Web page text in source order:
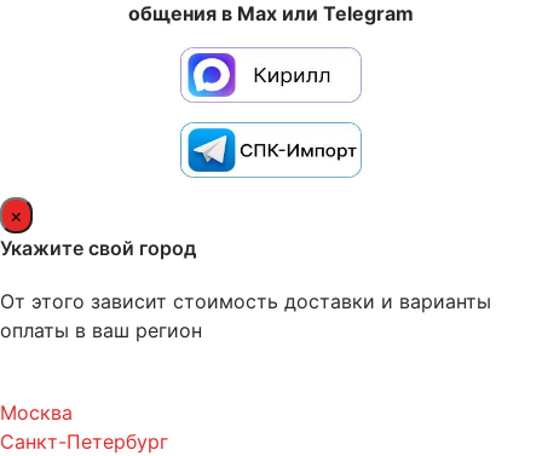
общения в Max или Telegram
×
Укажите свой город
От этого зависит стоимость доставки и варианты
оплаты в ваш регион
Москва
Санкт-Петербург